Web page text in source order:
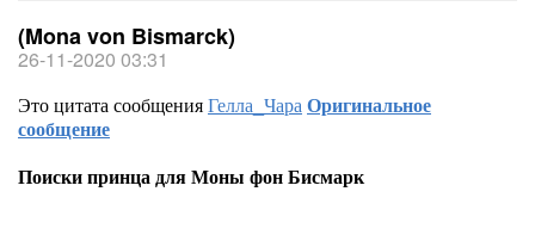
(Mona von Bismarck)
26-11-2020 03:31
Это цитата сообщенияГелла_ЧараОригинальное
сообщение
Поиски принца для Моны фон Бисмарк